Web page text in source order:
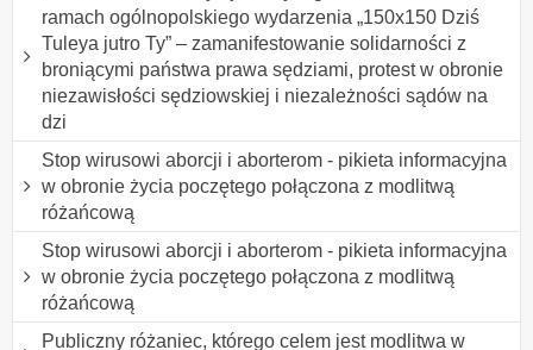
ramach ogólnopolskiego wydarzenia „150x150 Dziś
Tuleya jutro Ty” – zamanifestowanie solidarności z
broniącymi państwa prawa sędziami, protest w obronie
niezawisłości sędziowskiej i niezależności sądów na
dzi
Stop wirusowi aborcji i aborterom - pikieta informacyjna
w obronie życia poczętego połączona z modlitwą
różańcową
Stop wirusowi aborcji i aborterom - pikieta informacyjna
w obronie życia poczętego połączona z modlitwą
różańcową
Publiczny różaniec, którego celem jest modlitwa w